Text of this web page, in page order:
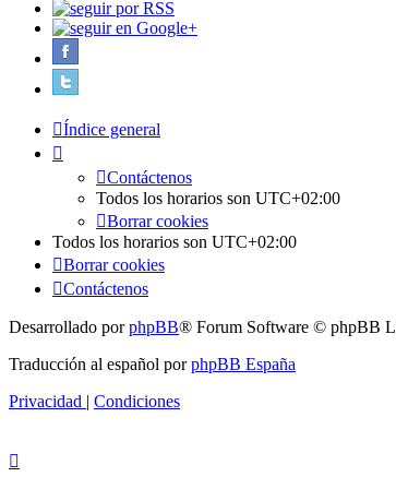
Índice general
Contáctenos
Todos los horarios son UTC+02:00
Borrar cookies
Todos los horarios son UTC+02:00
Borrar cookies
Contáctenos
Desarrollado porphpBB® Forum Software © phpBB
Traducción al español porphpBB España
Privacidad | Condiciones